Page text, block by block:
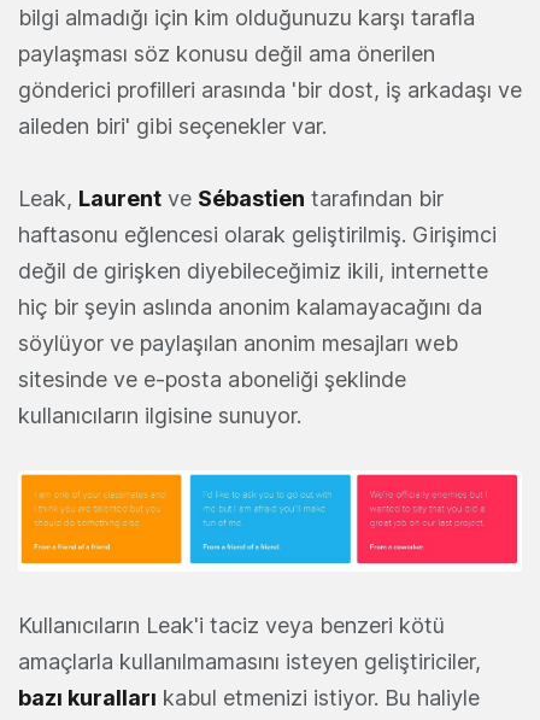
bilgi almadığı için kim olduğunuzu karşı tarafla
paylaşması söz konusu değil ama önerilen
gönderici profilleri arasında 'bir dost, iş arkadaşı ve
aileden biri' gibi seçenekler var.
Leak, Laurent ve Sébastien tarafından bir
haftasonu eğlencesi olarak geliştirilmiş. Girişimci
değil de girişken diyebileceğimiz ikili, internette
hiç bir şeyin aslında anonim kalamayacağını da
söylüyor ve paylaşılan anonim mesajları web
sitesinde ve e-posta aboneliği şeklinde
kullanıcıların ilgisine sunuyor.
Kullanıcıların Leak'i taciz veya benzeri kötü
amaçlarla kullanılmamasını isteyen geliştiriciler,
bazı kuralları kabul etmenizi istiyor. Bu haliyle